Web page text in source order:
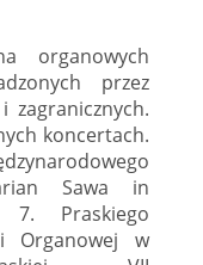
organowych
przez
zagranicznych.
koncertach.
Sawa in
7. Praskiego
Organowej w